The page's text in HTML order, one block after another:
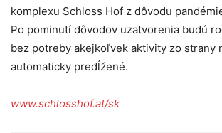
komplexu Schloss Hof z dôvodu
Po pominutí dôvodov uzatvorenia budú
bez potreby akejkoľvek aktivity zo strany
automaticky predĺžené.
www.schlosshof.at/sk